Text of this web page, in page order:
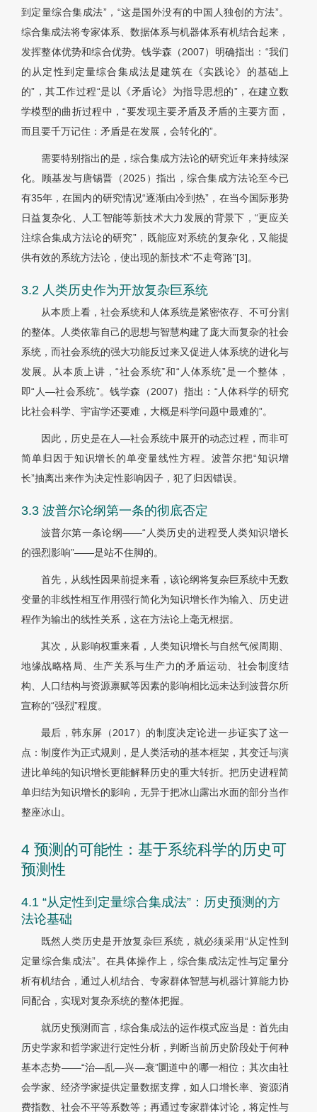
到定量综合集成法”，“这是国外没有的中国人独创的方法”。
综合集成法将专家体系、数据体系与机器体系有机结合起来，
发挥整体优势和综合优势。钱学森（2007）明确指出：“我们
的从定性到定量综合集成法是建筑在《实践论》的基础上
的”，其工作过程“是以《矛盾论》为指导思想的”，在建立数
学模型的曲折过程中，“要发现主要矛盾及矛盾的主要方面，
而且要千万记住：矛盾是在发展，会转化的”。
需要特别指出的是，综合集成方法论的研究近年来持续深
化。顾基发与唐锡晋（2025）指出，综合集成方法论至今已
有35年，在国内的研究情况“逐渐由冷到热”，在当今国际形势
日益复杂化、人工智能等新技术大力发展的背景下，“更应关
注综合集成方法论的研究”，既能应对系统的复杂化，又能提
供有效的系统方法论，使出现的新技术“不走弯路”[3]。
3.2 人类历史作为开放复杂巨系统
从本质上看，社会系统和人体系统是紧密依存、不可分割
的整体。人类依靠自己的思想与智慧构建了庞大而复杂的社会
系统，而社会系统的强大功能反过来又促进人体系统的进化与
发展。从本质上讲，“社会系统”和“人体系统”是一个整体，
即“人—社会系统”。钱学森（2007）指出：“人体科学的研究
比社会科学、宇宙学还要难，大概是科学问题中最难的”。
因此，历史是在人—社会系统中展开的动态过程，而非可
简单归因于知识增长的单变量线性方程。波普尔把“知识增
长”抽离出来作为决定性影响因子，犯了归因错误。
3.3 波普尔论纲第一条的彻底否定
波普尔第一条论纲——“人类历史的进程受人类知识增长
的强烈影响”——是站不住脚的。
首先，从线性因果前提来看，该论纲将复杂巨系统中无数
变量的非线性相互作用强行简化为知识增长作为输入、历史进
程作为输出的线性关系，这在方法论上毫无根据。
其次，从影响权重来看，人类知识增长与自然气候周期、
地缘战略格局、生产关系与生产力的矛盾运动、社会制度结
构、人口结构与资源禀赋等因素的影响相比远未达到波普尔所
宣称的“强烈”程度。
最后，韩东屏（2017）的制度决定论进一步证实了这一
点：制度作为正式规则，是人类活动的基本框架，其变迁与演
进比单纯的知识增长更能解释历史的重大转折。把历史进程简
单归结为知识增长的影响，无异于把冰山露出水面的部分当作
整座冰山。
4 预测的可能性：基于系统科学的历史可
预测性
4.1 “从定性到定量综合集成法”：历史预测的方
法论基础
既然人类历史是开放复杂巨系统，就必须采用“从定性到
定量综合集成法”。在具体操作上，综合集成法定性与定量分
析有机结合，通过人机结合、专家群体智慧与机器计算能力协
同配合，实现对复杂系统的整体把握。
就历史预测而言，综合集成法的运作模式应当是：首先由
历史学家和哲学家进行定性分析，判断当前历史阶段处于何种
基本态势——“治—乱—兴—衰”圜道中的哪一相位；其次由社
会学家、经济学家提供定量数据支撑，如人口增长率、资源消
费指数、社会不平等系数等；再通过专家群体讨论，将定性与